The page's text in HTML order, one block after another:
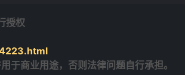
授权
商业用途，否则法律问题自行承担。